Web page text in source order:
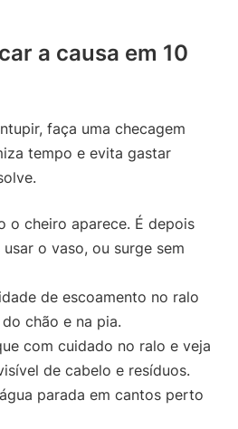
a causa em 10
faça uma checagem
tempo e evita gastar
o cheiro aparece. É depois
o vaso, ou surge sem
de escoamento no ralo
chão e na pia.
com cuidado no ralo e veja
de cabelo e resíduos.
parada em cantos perto